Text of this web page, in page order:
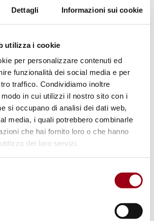
Dettagli Informazioni sui cookie
utilizza i cookie
per personalizzare contenuti ed
funzionalità dei social media e per
traffico. Condividiamo inoltre
in cui utilizzi il nostro sito con i
si occupano di analisi dei dati web,
media, i quali potrebbero combinarle
che hai fornito loro o che hanno
dei loro servizi.
parlerà delle dure
libertà di espressione,
riunione pacifica in Bielorussia
dei diritti umani che si
in collaborazione con
studenti del Master HRMG.
all'evento è necessario